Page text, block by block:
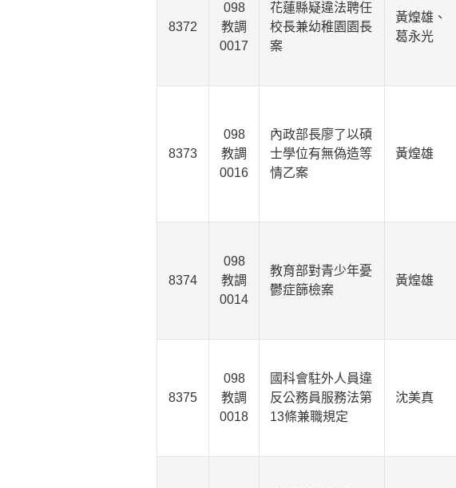
8372
098
教調
0017
花蓮縣疑違法聘任
校長兼幼稚園園長
案
黃煌雄、
葛永光
8373
098
教調
0016
內政部長廖了以碩
士學位有無偽造等
情乙案
黃煌雄
8374
098
教調
0014
教育部對青少年憂
鬱症篩檢案
黃煌雄
8375
098
教調
0018
國科會駐外人員違
反公務員服務法第
13條兼職規定
沈美真